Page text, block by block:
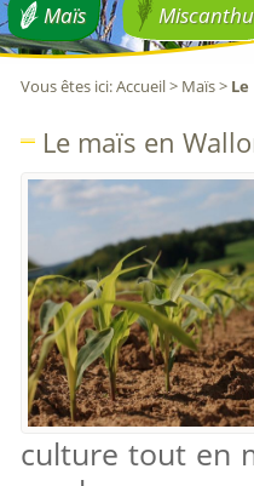
Maïs
Vous êtes ici:Accueil> Maïs>
Le maïs en
culture tout en